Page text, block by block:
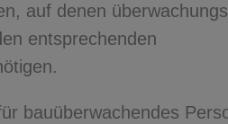
auf denen
entsprechenden
bauüberwachendes